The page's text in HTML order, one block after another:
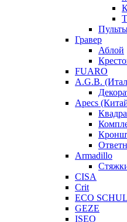
Гравер
Аблой
FUARO
A.G.B.
Apecs
Armadillo
CISA
Crit
ECO
GEZE
ISEO